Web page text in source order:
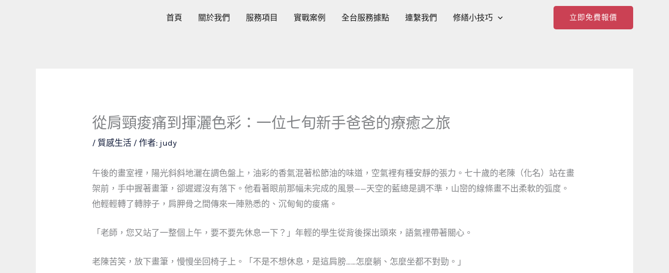
首頁 關於我們 服務項目 實戰案例 全台服務據點 連繫我們 修繕小技巧 立即免費報價
從肩頸痠痛到揮灑色彩：一位七旬新手爸爸的療癒之旅
/ 質感生活 / 作者: judy
午後的畫室裡，陽光斜斜地灑在調色盤上，油彩的香氣混著松節油的味道，空氣裡有種安靜的張力。七十歲的老陳（化名）站在畫
架前，手中握著畫筆，卻遲遲沒有落下。他看著眼前那幅未完成的風景——天空的藍總是調不準，山巒的線條畫不出柔軟的弧度。
他輕輕轉了轉脖子，肩胛骨之間傳來一陣熟悉的、沉甸甸的痠痛。
「老師，您又站了一整個上午，要不要先休息一下？」年輕的學生從背後探出頭來，語氣裡帶著關心。
老陳苦笑，放下畫筆，慢慢坐回椅子上。「不是不想休息，是這肩膀……怎麼躺、怎麼坐都不對勁。」